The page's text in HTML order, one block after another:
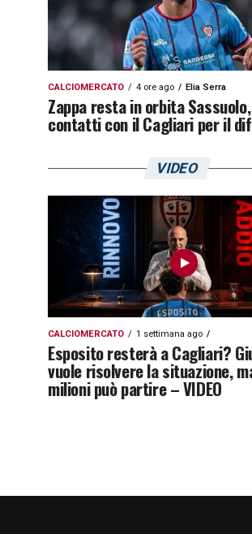
CALCIOMERCATO 4 ore ago Elia Serra
Zappa resta in orbita
contatti con il Cagliari per il
VIDEO
CALCIOMERCATO 1 settimana ago
Esposito resterà a Cagliari?
vuole risolvere la situazione,
milioni può partire – VIDEO